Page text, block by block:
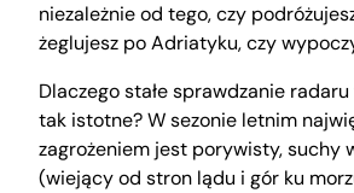
niezależnie od tego, czy
żeglujesz po Adriatyku, czy
Dlaczego stałe sprawdzanie
tak istotne? W sezonie letnim
zagrożeniem jest porywisty, suchy
(wiejący od stron lądu i gór ku